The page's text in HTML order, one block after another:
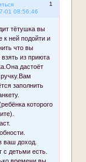
1
01 08:56:46
тётушка вы
к ней подойти и
что вы
взять из приюта
дастоёт
заполнить
которого
ваш доход.
с детьми есть.